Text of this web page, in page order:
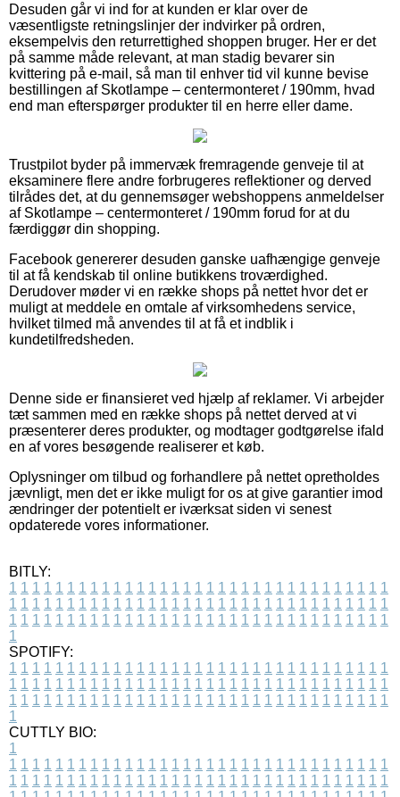
Desuden går vi ind for at kunden er klar over de
væsentligste retningslinjer der indvirker på ordren,
eksempelvis den returrettighed shoppen bruger. Her er det
på samme måde relevant, at man stadig bevarer sin
kvittering på e-mail, så man til enhver tid vil kunne bevise
bestillingen af Skotlampe – centermonteret / 190mm, hvad
end man efterspørger produkter til en herre eller dame.
Trustpilot byder på immervæk fremragende genveje til at
eksaminere flere andre forbrugeres reflektioner og derved
tilrådes det, at du gennemsøger webshoppens anmeldelser
af Skotlampe – centermonteret / 190mm forud for at du
færdiggør din shopping.
Facebook genererer desuden ganske uafhængige genveje
til at få kendskab til online butikkens troværdighed.
Derudover møder vi en række shops på nettet hvor det er
muligt at meddele en omtale af virksomhedens service,
hvilket tilmed må anvendes til at få et indblik i
kundetilfredsheden.
Denne side er finansieret ved hjælp af reklamer. Vi arbejder
tæt sammen med en række shops på nettet derved at vi
præsenterer deres produkter, og modtager godtgørelse ifald
en af vores besøgende realiserer et køb.
Oplysninger om tilbud og forhandlere på nettet opretholdes
jævnligt, men det er ikke muligt for os at give garantier imod
ændringer der potentielt er iværksat siden vi senest
opdaterede vores informationer.
BITLY:
1 1 1 1 1 1 1 1 1 1 1 1 1 1 1 1 1 1 1 1 1 1 1 1 1 1 1 1 1 1 1 1 1
1 1 1 1 1 1 1 1 1 1 1 1 1 1 1 1 1 1 1 1 1 1 1 1 1 1 1 1 1 1 1 1 1
1 1 1 1 1 1 1 1 1 1 1 1 1 1 1 1 1 1 1 1 1 1 1 1 1 1 1 1 1 1 1 1 1
1
SPOTIFY:
1 1 1 1 1 1 1 1 1 1 1 1 1 1 1 1 1 1 1 1 1 1 1 1 1 1 1 1 1 1 1 1 1
1 1 1 1 1 1 1 1 1 1 1 1 1 1 1 1 1 1 1 1 1 1 1 1 1 1 1 1 1 1 1 1 1
1 1 1 1 1 1 1 1 1 1 1 1 1 1 1 1 1 1 1 1 1 1 1 1 1 1 1 1 1 1 1 1 1
1
CUTTLY BIO:
1
1 1 1 1 1 1 1 1 1 1 1 1 1 1 1 1 1 1 1 1 1 1 1 1 1 1 1 1 1 1 1 1 1
1 1 1 1 1 1 1 1 1 1 1 1 1 1 1 1 1 1 1 1 1 1 1 1 1 1 1 1 1 1 1 1 1